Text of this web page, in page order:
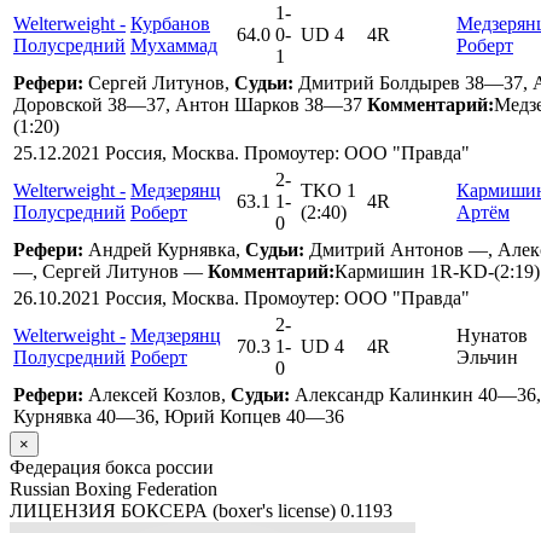
Welterweight -
Полусредний
Курбанов
Мухаммад
64.0
1-
0-
1
UD 4 4R
Роберт
Рефери: Сергей Литунов, Судьи: Дмитрий Болдырев 38—37,
Доровской 38—37, Антон Шарков 38—37 Комментарий:
(1:20)
25.12.2021 Россия, Москва. Промоутер: ООО "Правда"
Welterweight -
Полусредний
Медзерянц
Роберт
63.1
2-
1-
0
TKO 1
(2:40)
4R
Артём
Рефери: Андрей Курнявка, Судьи: Дмитрий Антонов —,
—, Сергей Литунов — Комментарий:Кармишин 1R-KD-(2:19)
26.10.2021 Россия, Москва. Промоутер: ООО "Правда"
Welterweight -
Полусредний
Медзерянц
Роберт
70.3
2-
1-
0
UD 4 4R
Нунатов
Эльчин
Рефери: Алексей Козлов, Судьи: Александр Калинкин
Курнявка 40—36, Юрий Копцев 40—36
×
Федерация бокса россии
Russian Boxing Federation
ЛИЦЕНЗИЯ БОКСЕРА (boxer's license) 0.1193